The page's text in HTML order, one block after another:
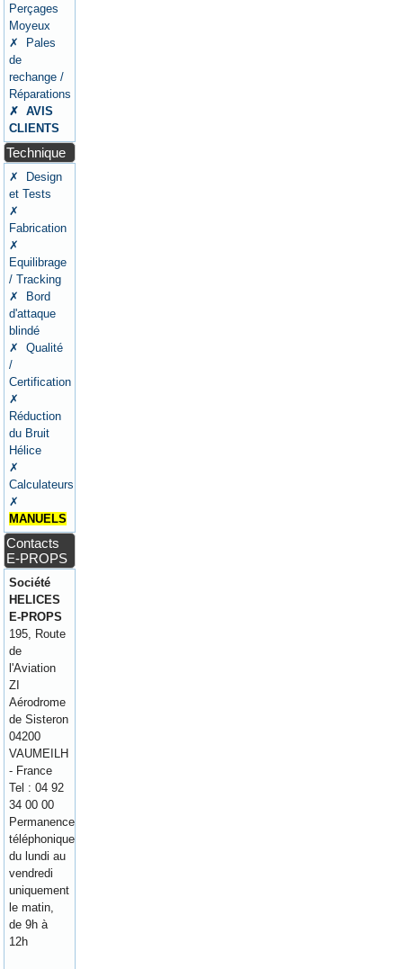
Perçages
Moyeux
✗ Pales
de
rechange /
Réparations
✗ AVIS
CLIENTS
Technique
✗ Design
et Tests
✗
Fabrication
✗
Equilibrage
/ Tracking
✗ Bord
d'attaque
blindé
✗ Qualité
/
Certification
✗
Réduction
du Bruit
Hélice
✗
Calculateurs
✗
MANUELS
Contacts
E-PROPS
Société
HELICES
E-PROPS
195, Route
de
l'Aviation
ZI
Aérodrome
de Sisteron
04200
VAUMEILH
- France
Tel : 04 92
34 00 00
Permanence
téléphonique
du lundi au
vendredi
uniquement
le matin,
de 9h à
12h